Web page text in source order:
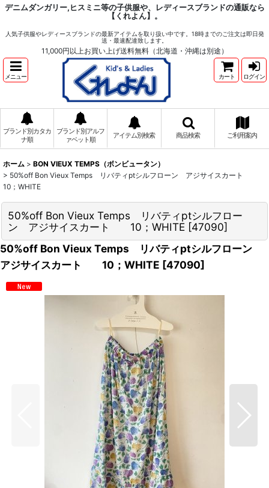
デニムダンガリー,ヒスミニ等の子供服や、レディースブランドの通販なら
【くれよん】。
人気子供服やレディースブランドの最新アイテムを取り扱い中です。18時までのご注文は即日発
送・最速配達致します。
11,000円以上お買い上げ送料無料（北海道・沖縄は別途）
メニュー カート ログイン
ブランド別カタカ
ナ順
ブランド別アルフ
ァベット順
アイテム別検索 商品検索 ご利用案内
ホーム > BON VIEUX TEMPS（ボンビュータン）
> 50%off Bon Vieux Temps リバティptシルフローン アジサイスカート
10；WHITE
50%off Bon Vieux Temps リバティptシルフロー
ン アジサイスカート 10；WHITE [47090]
50%off Bon Vieux Temps リバティptシルフローン
アジサイスカート 10；WHITE [47090]